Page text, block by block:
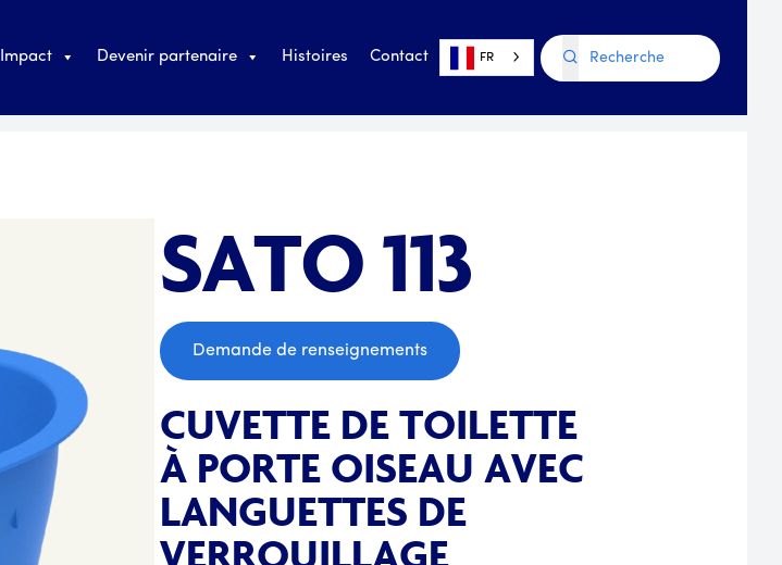
Impact Devenir partenaire Histoires Contact FR
SATO 113
Demande de renseignements
CUVETTE DE TOILETTE
À PORTE OISEAU AVEC
LANGUETTES DE
VERROUILLAGE